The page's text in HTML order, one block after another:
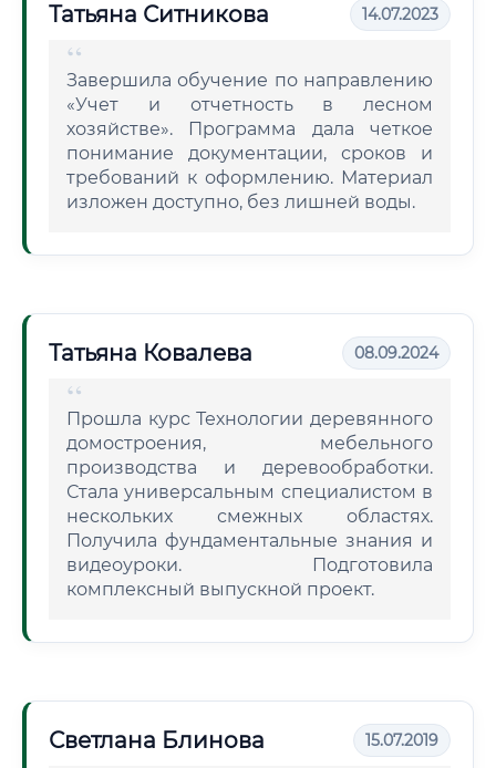
Татьяна Ситникова 14.07.2023
Завершила обучение по направлению
«Учет и отчетность в лесном
хозяйстве». Программа дала четкое
понимание документации, сроков и
требований к оформлению. Материал
изложен доступно, без лишней воды.
Татьяна Ковалева 08.09.2024
Прошла курс Технологии деревянного
домостроения, мебельного
производства и деревообработки.
Стала универсальным специалистом в
нескольких смежных областях.
Получила фундаментальные знания и
видеоуроки. Подготовила
комплексный выпускной проект.
Светлана Блинова 15.07.2019